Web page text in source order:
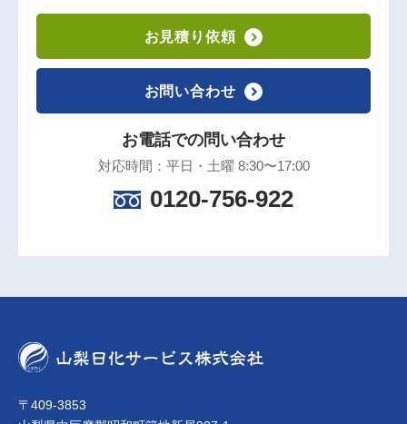
お見積り依頼
お問い合わせ
お電話での問い合わせ
対応時間：平日・土曜 8:30〜17:00
0120-756-922
〒409-3853